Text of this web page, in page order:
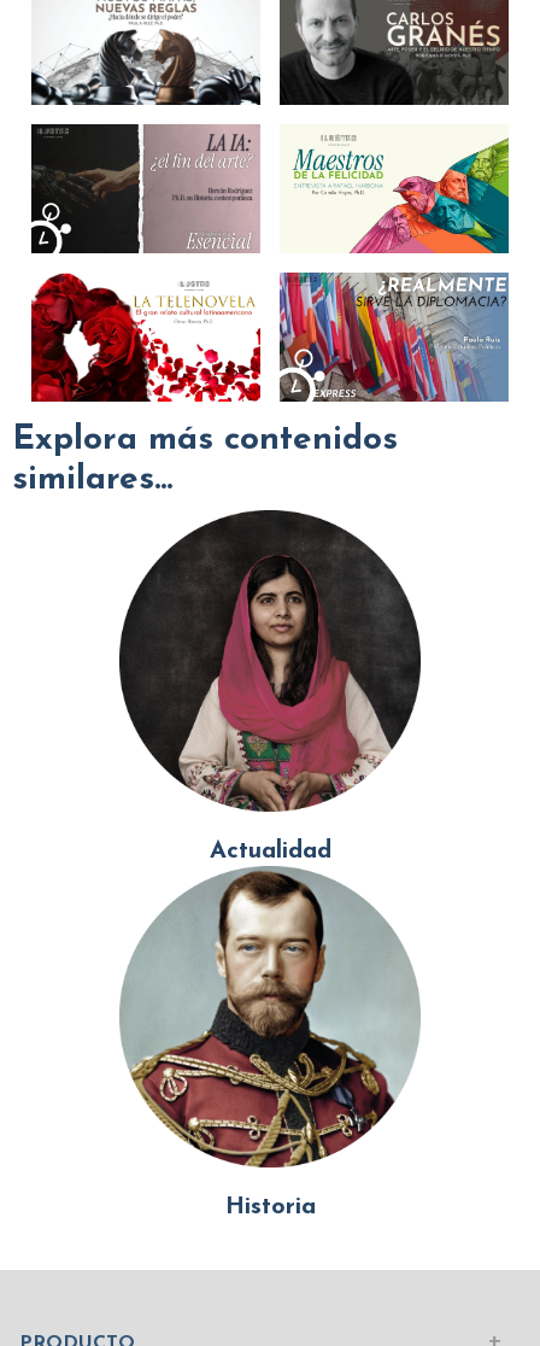
Explora más contenidos
similares...
Actualidad
Historia
Iniciar sesión
Mundo Islámico